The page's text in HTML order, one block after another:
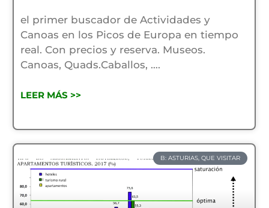
el primer buscador de Actividades y
Canoas en los Picos de Europa en tiempo
real. Con precios y reserva. Museos.
Canoas, Quads.Caballos, ….
LEER MÁS >>
B: ASTURIAS, QUE VISITAR